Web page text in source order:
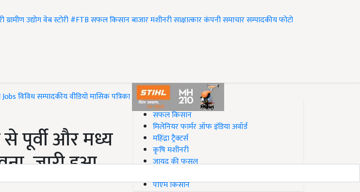
ग्रामीण उद्योगवेब स्टोरी#FTBसफल किसानबाजारमशीनरीसाक्षात्कारकंपनी समाचारसम्पादकीयफोटो
Jobsविविधसम्पादकीयवीडियोमासिक पत्रिका
पूर्वी और मध्य
जारी हुआ
#Top on Krishi Jagran
सफल किसान
मिलेनियर फार्मर ऑफ इंडिया अवॉर्ड
महिंद्रा ट्रैक्टर्स
कृषि मशीनरी
जायद की फसल
पीएम किसान